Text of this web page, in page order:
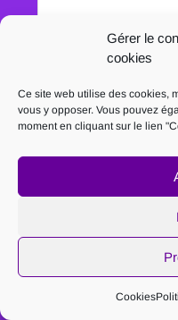
Gérer le
cookies
Ce site web utilise des cookies,
vous y opposer. Vous pouvez
moment en cliquant sur le lien
Cookies
Ajouter au panier